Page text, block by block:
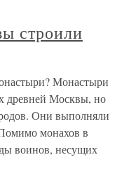
строили
Монастыри
древней Москвы, но
Они выполняли
монахов в
воинов, несущих